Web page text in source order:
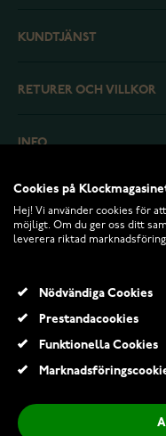
KUNDTJÄNST
RETURER OCH VILLKOR
INFO
Cookies på
Hej! Vi använder cookies för
möjligt. Om du ger oss ditt
leverera riktad
Nödvändiga Cookies
Prestandacookies
Funktionella Cookies